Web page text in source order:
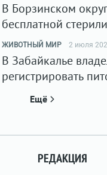
В Борзинском
бесплатной
ЖИВОТНЫЙ МИР 2 июля
В Забайкалье
регистрировать
Ещё
РЕДАКЦИЯ